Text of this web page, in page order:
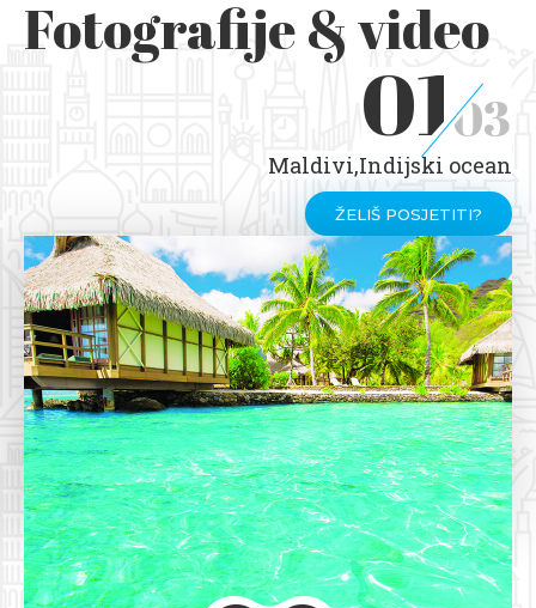
Fotografije & video
0103
Maldivi,Indijski ocean
ŽELIŠ POSJETITI?